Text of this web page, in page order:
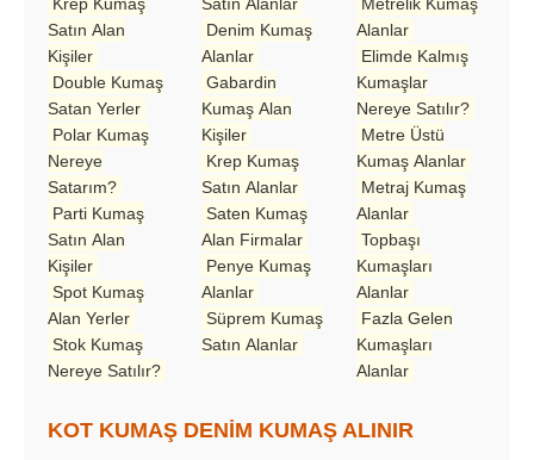
Satın Alan
Kişiler
Double Kumaş
Satan Yerler
Polar Kumaş
Nereye
Satarım?
Parti Kumaş
Satın Alan
Kişiler
Spot Kumaş
Alan Yerler
Stok Kumaş
Nereye Satılır?
Denim Kumaş
Alanlar
Gabardin
Kumaş Alan
Kişiler
Krep Kumaş
Satın Alanlar
Saten Kumaş
Alan Firmalar
Penye Kumaş
Alanlar
Süprem Kumaş
Satın Alanlar
Alanlar
Elimde Kalmış
Kumaşlar
Nereye Satılır?
Metre Üstü
Kumaş Alanlar
Metraj Kumaş
Alanlar
Topbaşı
Kumaşları
Alanlar
Fazla Gelen
Kumaşları
Alanlar
KOT KUMAŞ DENİM KUMAŞ ALINIR